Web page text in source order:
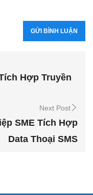
Hợp Truyền
Next Post
SME Tích Hợp
Data Thoại SMS